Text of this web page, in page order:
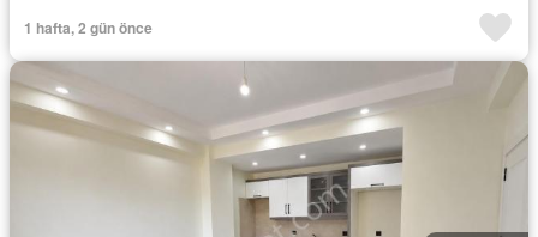
1 hafta, 2 gün önce